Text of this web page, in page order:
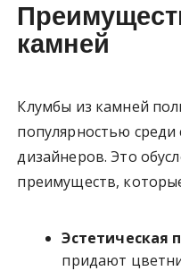
камней
Клумбы из камней
популярностью
дизайнеров. Это
преимуществ,
Эстетическая
придают